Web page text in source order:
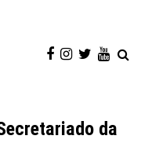
da